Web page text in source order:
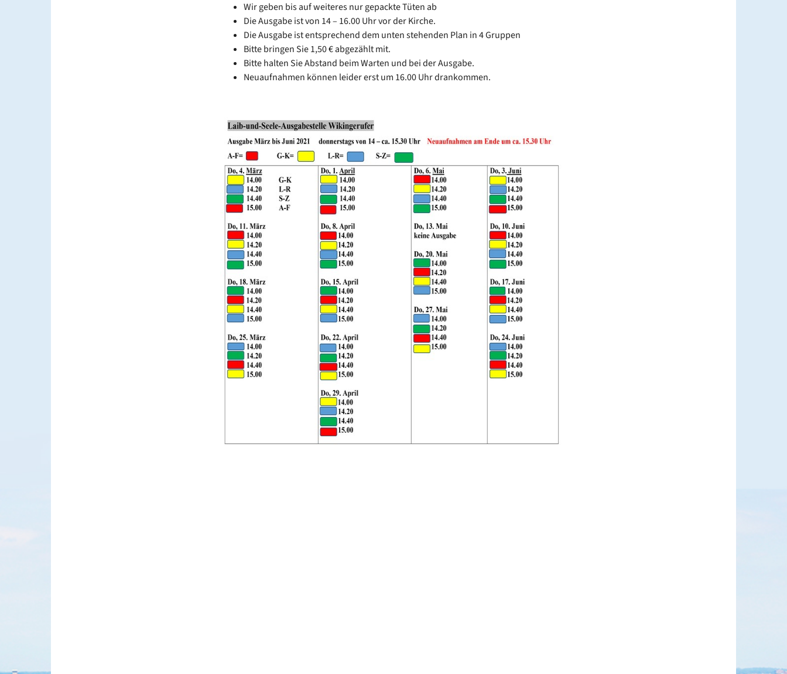
Wir geben bis auf weiteres nur gepackte Tüten ab
Die Ausgabe ist von 14 – 16.00 Uhr vor der Kirche.
Die Ausgabe ist entsprechend dem unten stehenden Plan in 4 Gruppen
Bitte bringen Sie 1,50 € abgezählt mit.
Bitte halten Sie Abstand beim Warten und bei der Ausgabe.
Neuaufnahmen können leider erst um 16.00 Uhr drankommen.